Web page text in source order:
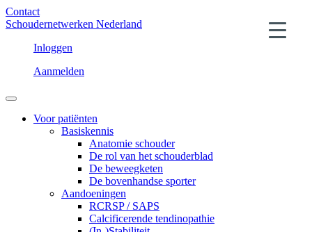
Contact
Schoudernetwerken Nederland
Inloggen
Aanmelden
Voor patiënten
Basiskennis
Anatomie schouder
De rol van het schouderblad
De beweegketen
De bovenhandse sporter
Aandoeningen
RCRSP / SAPS
Calcificerende tendinopathie